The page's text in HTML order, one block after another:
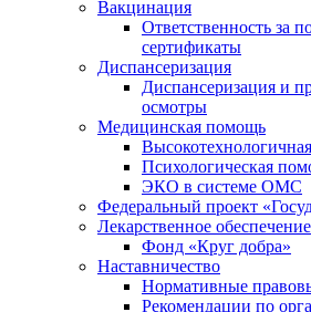
Вакцинация
Ответственность за
сертификаты
Диспансеризация
Диспансеризация и
осмотры
Медицинская помощь
Психологическая
ЭКО в системе ОМС
Федеральный проект
Лекарственное обеспечение
Фонд «Круг добра»
Наставничество
Нормативные
Рекомендации по